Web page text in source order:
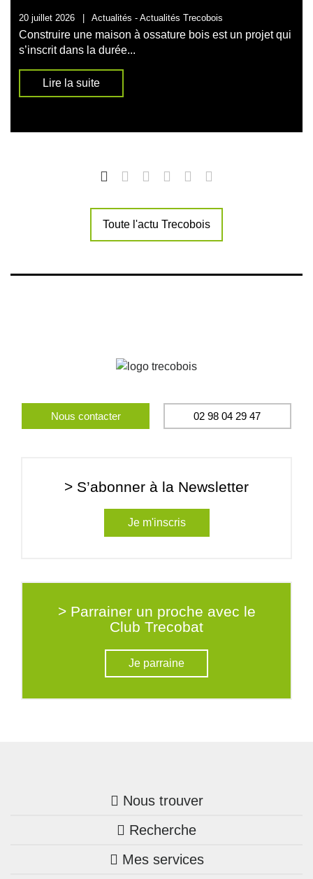
20 juillet 2026 | Actualités - Actualités Trecobois
Construire une maison à ossature bois est un projet qui
s’inscrit dans la durée...
Lire la suite
Toute l'actu Trecobois
Nous contacter 02 98 04 29 47
> S’abonner à la Newsletter
Je m'inscris
> Parrainer un proche avec le
Club Trecobat
Je parraine
Nous trouver
Trouver une agence
Bretagne
Recherche
Nos annonces
Mes services